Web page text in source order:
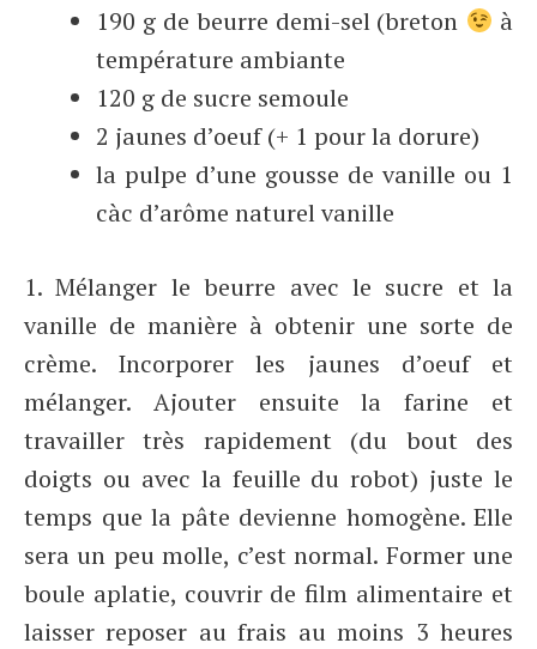
190 g de beurre demi-sel (breton
à
température ambiante
120 g de sucre semoule
2 jaunes d’oeuf (+ 1 pour la dorure)
la pulpe d’une gousse de vanille ou 1
càc d’arôme naturel vanille
1. Mélanger le beurre avec le sucre et la
vanille de manière à obtenir une sorte de
crème. Incorporer les jaunes d’oeuf et
mélanger. Ajouter ensuite la farine et
travailler très rapidement (du bout des
doigts ou avec la feuille du robot) juste le
temps que la pâte devienne homogène. Elle
sera un peu molle, c’est normal. Former une
boule aplatie, couvrir de film alimentaire et
laisser reposer au frais au moins 3 heures